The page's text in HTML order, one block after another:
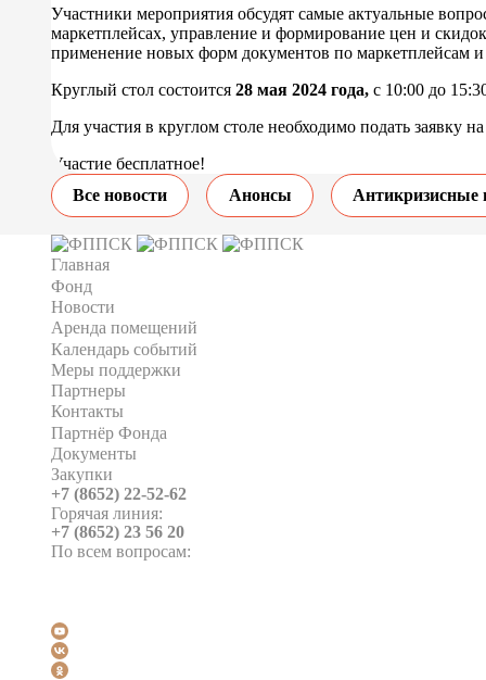
Участники мероприятия обсудят самые актуальные
маркетплейсах, управление и формирование цен и
применение новых форм документов по маркетплейсам
Круглый стол состоится28 мая 2024 года, с 10:00 до
Для участия в круглом столе необходимо подать заявку
Участие бесплатное!
Все новости
Анонсы Антикризисные
Главная
Фонд
Новости
Аренда помещений
Календарь событий
Меры поддержки
Партнеры
Контакты
Партнёр Фонда
Документы
Закупки
+7 (8652) 22-52-62
Горячая линия:
+7 (8652) 23 56 20
По всем вопросам: